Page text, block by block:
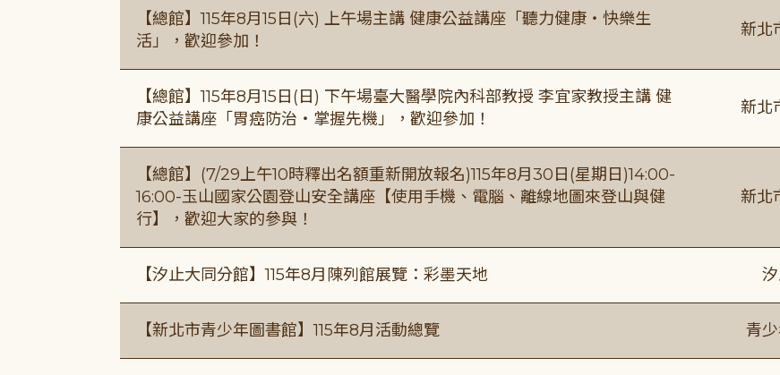
【總館】115年8月15日(六) 上午場主講 健康公益講座「聽力健康・快樂生
活」，歡迎參加！
新北
【總館】115年8月15日(日) 下午場臺大醫學院內科部教授 李宜家教授主講 健
康公益講座「胃癌防治・掌握先機」，歡迎參加！
新北
【總館】(7/29上午10時釋出名額重新開放報名)115年8月30日(星期日)14:00-
16:00-玉山國家公園登山安全講座【使用手機、電腦、離線地圖來登山與健
行】，歡迎大家的參與！
新北
【汐止大同分館】115年8月陳列館展覽：彩墨天地
【新北市青少年圖書館】115年8月活動總覽 青